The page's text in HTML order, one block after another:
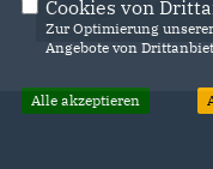
Cookies von
Zur Optimierung
Angebote von
Alle akzeptieren